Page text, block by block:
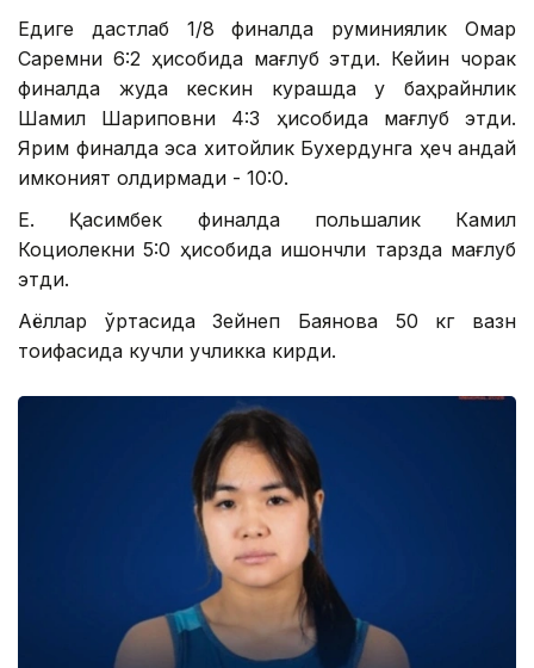
Едиге дастлаб 1/8 финалда руминиялик Омар
Саремни 6:2 ҳисобида мағлуб этди. Кейин чорак
финалда жуда кескин курашда у баҳрайнлик
Шамил Шариповни 4:3 ҳисобида мағлуб этди.
Ярим финалда эса хитойлик Бухердунга ҳеч қандай
имконият қолдирмади - 10:0.
Е. Қасимбек финалда польшалик Камил
Коциолекни 5:0 ҳисобида ишончли тарзда мағлуб
этди.
Аёллар ўртасида Зейнеп Баянова 50 кг вазн
тоифасида кучли учликка кирди.